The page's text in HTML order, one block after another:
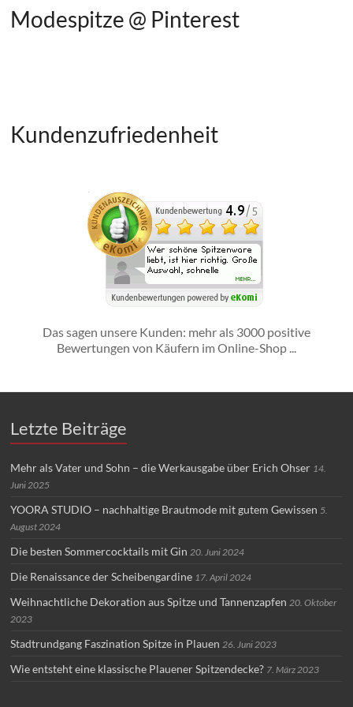
Modespitze @ Pinterest
Kundenzufriedenheit
Das sagen unsere Kunden: mehr als 3000 positive
Bewertungen von Käufern im Online-Shop ...
Letzte Beiträge
Mehr als Vater und Sohn – die Werkausgabe über Erich Ohser 14.
Juni 2025
YOORA STUDIO – nachhaltige Brautmode mit gutem Gewissen 5.
August 2024
Die besten Sommercocktails mit Gin 20. Juni 2024
Die Renaissance der Scheibengardine 17. April 2024
Weihnachtliche Dekoration aus Spitze und Tannenzapfen 20. Oktober
2023
Stadtrundgang Faszination Spitze in Plauen 26. Juni 2023
Wie entsteht eine klassische Plauener Spitzendecke? 7. März 2023